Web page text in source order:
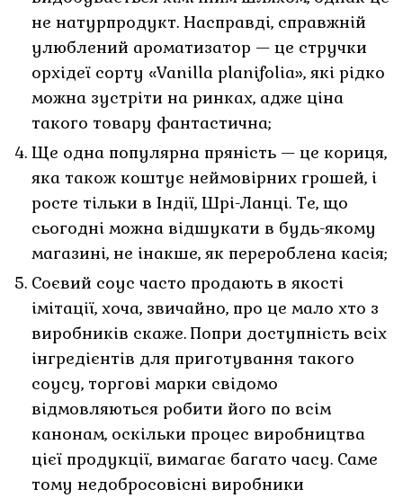
не натурпродукт. Насправді, справжній
улюблений ароматизатор — це стручки
орхідеї сорту «Vanilla planifolia», які рідко
можна зустріти на ринках, адже ціна
такого товару фантастична;
Ще одна популярна пряність — це кориця,
яка також коштує неймовірних грошей, і
росте тільки в Індії, Шрі-Ланці. Те, що
сьогодні можна відшукати в будь-якому
магазині, не інакше, як перероблена касія;
Соєвий соус часто продають в якості
імітації, хоча, звичайно, про це мало хто з
виробників скаже. Попри доступність всіх
інгредієнтів для приготування такого
соусу, торгові марки свідомо
відмовляються робити його по всім
канонам, оскільки процес виробництва
цієї продукції, вимагає багато часу. Саме
тому недобросовісні виробники